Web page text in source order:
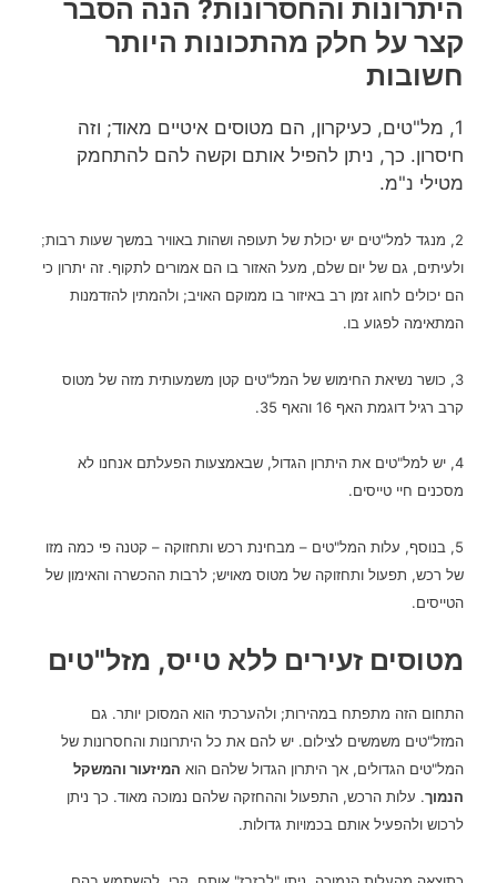
היתרונות והחסרונות? הנה הסבר
קצר על חלק מהתכונות היותר
חשובות
1, מל"טים, כעיקרון, הם מטוסים איטיים מאוד; וזה
חיסרון. כך, ניתן להפיל אותם וקשה להם להתחמק
מטילי נ"מ.
2, מנגד למל"טים יש יכולת של תעופה ושהות באוויר במשך
שעות רבות;
ולעיתים, גם של יום שלם, מעל האזור בו הם אמורים לתקוף. זה יתרון כי
הם יכולים לחוג זמן רב באיזור בו ממוקם האויב; ולהמתין להזדמנות
המתאימה לפגוע בו.
3, כושר נשיאת החימוש של המל"טים קטן משמעותית מזה של מטוס
קרב רגיל דוגמת האף 16 והאף 35.
4, יש למל"טים את היתרון הגדול, שבאמצעות הפעלתם אנחנו לא
מסכנים חיי טייסים.
5, בנוסף, עלות המל"טים – מבחינת רכש ותחזוקה – קטנה פי כמה מזו
של רכש, תפעול ותחזוקה של מטוס מאויש; לרבות ההכשרה והאימון של
הטייסים.
מטוסים זעירים ללא טייס, מזל"טים
התחום הזה מתפתח במהירות; ולהערכתי הוא המסוכן יותר. גם
המזל"טים משמשים לצילום. יש להם את כל היתרונות והחסרונות של
המל"טים הגדולים, אך היתרון הגדול שלהם הוא המיזעור והמשקל
הנמוך. עלות הרכש, התפעול וההחזקה שלהם נמוכה מאוד. כך ניתן
לרכוש ולהפעיל אותם בכמויות גדולות.